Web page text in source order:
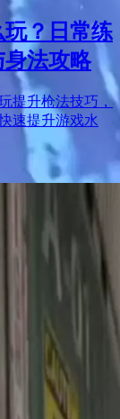
玩？日常练
法攻略
提升枪法技巧，
速提升游戏水